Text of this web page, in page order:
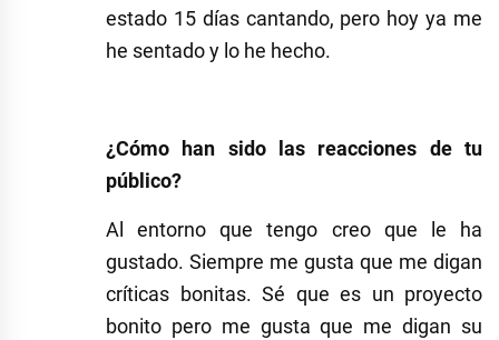
estado 15 días cantando, pero hoy ya me
he sentado y lo he hecho.
¿Cómo han sido las reacciones de tu
público?
Al entorno que tengo creo que le ha
gustado. Siempre me gusta que me digan
críticas bonitas. Sé que es un proyecto
bonito pero me gusta que me digan su